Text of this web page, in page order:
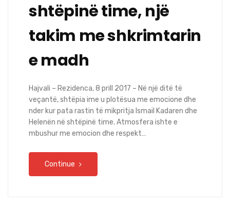
shtëpinë time, një
takim me shkrimtarin
e madh
Hajvali – Rezidenca, 8 prill 2017 – Në një ditë të
veçantë, shtëpia ime u plotësua me emocione dhe
nder kur pata rastin të mikpritja Ismail Kadaren dhe
Helenën në shtëpinë time. Atmosfera ishte e
mbushur me emocion dhe respekt…
Continue